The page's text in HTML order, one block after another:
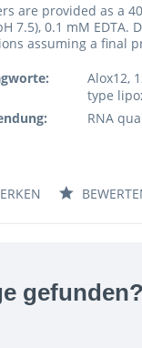
are provided as a
7.5), 0.1 mM
assuming a final
Alox12,
type
RNA